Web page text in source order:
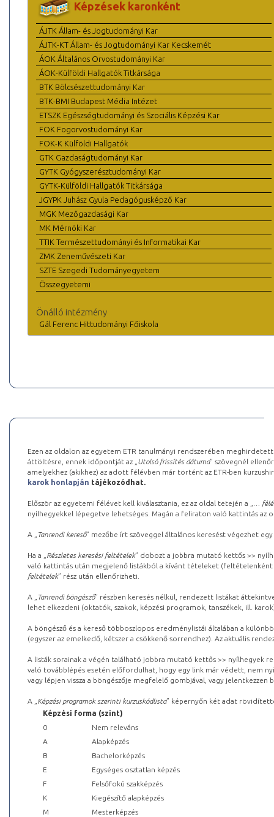
Képzések karonként
ÁJTK Állam- és Jogtudományi Kar
ÁJTK-KT Állam- és Jogtudományi Kar Kecskemét
ÁOK Általános Orvostudományi Kar
ÁOK-Külföldi Hallgatók Titkársága
BTK Bölcsészettudományi Kar
BTK-BMI Budapest Média Intézet
ETSZK Egészségtudományi és Szociális Képzési Kar
FOK Fogorvostudományi Kar
FOK-K Külföldi Hallgatók
GTK Gazdaságtudományi Kar
GYTK Gyógyszerésztudományi Kar
GYTK-Külföldi Hallgatók Titkársága
JGYPK Juhász Gyula Pedagógusképző Kar
MGK Mezőgazdasági Kar
MK Mérnöki Kar
TTIK Természettudományi és Informatikai Kar
ZMK Zeneművészeti Kar
SZTE Szegedi Tudományegyetem
Összegyetemi
Önálló intézmény
Gál Ferenc Hittudományi Főiskola
Ezen az oldalon az egyetem ETR tanulmányi rendszerében
áttöltésre, ennek időpontját az „ Utolsó frissítés dátuma” szövegnél
amelyekhez (akikhez) az adott félévben már történt az ETR-ben
karok honlapján tájékozódhat.
Először az egyetemi félévet kell kiválasztania, ez az oldal tetején a „
…
nyílhegyekkel lépegetve lehetséges. Magán a feliraton való kattintás az
A „ Tanrendi kereső” mezőbe írt szöveggel általános keresést végezhet
Ha a „ Részletes keresési feltételek” dobozt a jobbra mutató kettős >>
való kattintás után megjelenő listákból a kívánt tételeket (feltételenként
feltételek” rész után ellenőrizheti.
A „ Tanrendi böngésző” részben keresés nélkül, rendezett listákat
lehet elkezdeni (oktatók, szakok, képzési programok, tanszékek, ill.
A böngésző és a kereső többoszlopos eredménylistái általában a
(egyszer az emelkedő, kétszer a csökkenő sorrendhez). Az aktuális
A listák sorainak a végén található jobbra mutató kettős >> nyílhegyek
való továbblépés esetén előfordulhat, hogy egy link már védett, nem
vagy lépjen vissza a böngészője megfelelő gombjával, vagy
A „ Képzési programok szerinti kurzuskódlista” képernyőn két adat
Képzési forma (szint)
0
Nem releváns
A
Alapképzés
B
Bachelorképzés
E
Egységes osztatlan képzés
F
Felsőfokú szakképzés
K
Kiegészítő alapképzés
M
Mesterképzés